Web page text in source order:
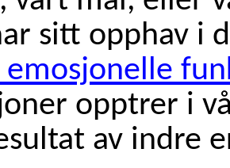
sitt opphav i
emosjonelle
opptrer i
av indre